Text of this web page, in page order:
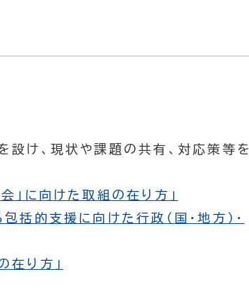
設け、現状や課題の共有、対応策等を
」に向けた取組の在り方」
的支援に向けた行政（国・地方）・
り方」